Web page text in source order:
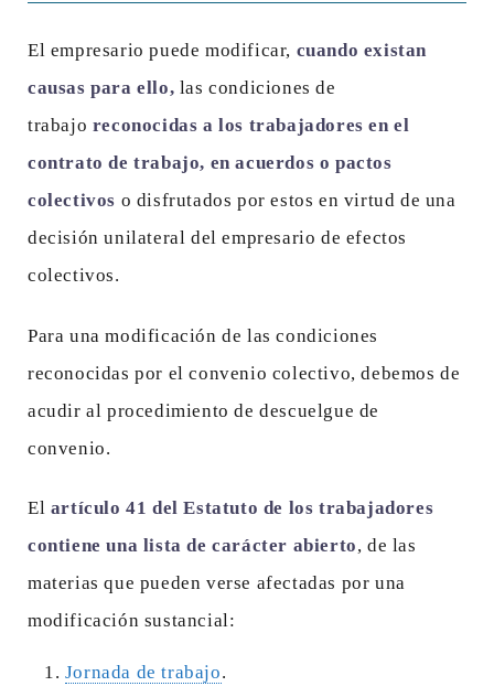
El empresario puede modificar, cuando existan
causas para ello, las condiciones de
trabajo reconocidas a los trabajadores en el
contrato de trabajo, en acuerdos o pactos
colectivos o disfrutados por estos en virtud de una
decisión unilateral del empresario de efectos
colectivos.
Para una modificación de las condiciones
reconocidas por el convenio colectivo, debemos de
acudir al procedimiento de descuelgue de
convenio.
El artículo 41 del Estatuto de los trabajadores
contiene una lista de carácter abierto, de las
materias que pueden verse afectadas por una
modificación sustancial:
Jornada de trabajo.